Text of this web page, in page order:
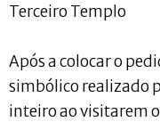
Terceiro Templo
Após a colocar o
simbólico realizado
inteiro ao visitarem